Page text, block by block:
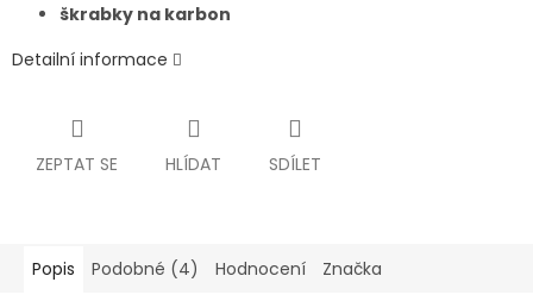
škrabky na karbon
Detailní informace
ZEPTAT SE HLÍDAT SDÍLET
Popis Podobné (4) Hodnocení Značka